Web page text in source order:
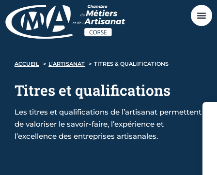
ACCUEIL L’ARTISANAT TITRES & QUALIFICATIONS
Titres et qualifications
Les titres et qualifications de l’artisanat permettent
de valoriser le savoir-faire, l’expérience et
l’excellence des entreprises artisanales.